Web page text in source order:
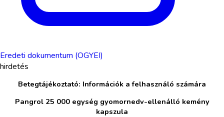
Eredeti dokumentum (OGYEI)
hirdetés
Betegtájékoztató: Információk a felhasználó számára
Pangrol 25 000 egység gyomornedv-ellenálló kemény
kapszula